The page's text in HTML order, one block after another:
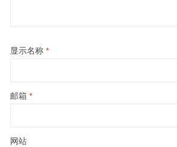
显示名称 *
邮箱 *
网站